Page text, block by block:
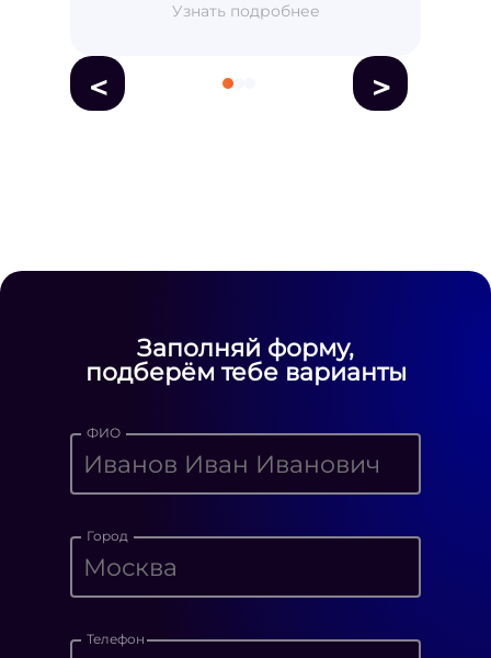
Узнать подробнее
< >
Заполняй форму,
подберём тебе варианты
ФИО
Город
Телефон